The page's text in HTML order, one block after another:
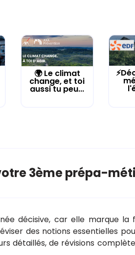
🌍 Le climat
change, et toi
aussi tu peu...
3ème prépa-
décisive, car elle marque
des notions essentielles
détaillés, de révisions